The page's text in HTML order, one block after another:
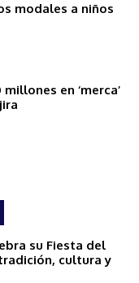
modales a niños
en ‘merca’
su Fiesta del
cultura y